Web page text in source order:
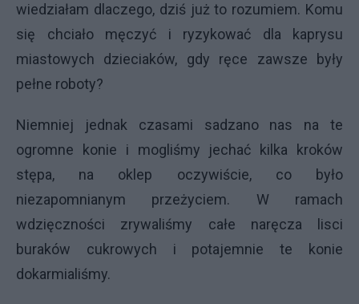
wiedziałam dlaczego, dziś już to rozumiem. Komu
się chciało męczyć i ryzykować dla kaprysu
miastowych dzieciaków, gdy ręce zawsze były
pełne roboty?
Niemniej jednak czasami sadzano nas na te
ogromne konie i mogliśmy jechać kilka kroków
stępa, na oklep oczywiście, co było
niezapomnianym przeżyciem. W ramach
wdzięczności zrywaliśmy całe naręcza lisci
buraków cukrowych i potajemnie te konie
dokarmialiśmy.